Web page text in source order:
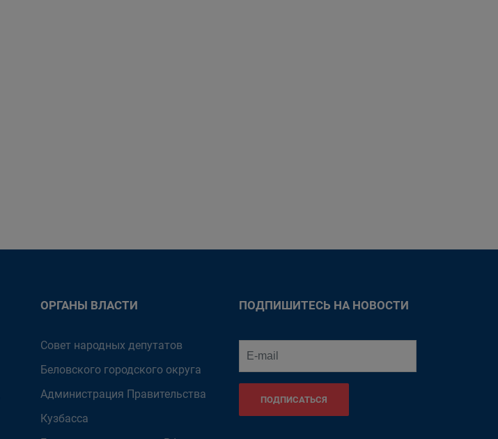
ОРГАНЫ ВЛАСТИ
Совет народных депутатов
Беловского городского округа
Администрация Правительства
Кузбасса
ПОДПИШИТЕСЬ НА НОВОСТИ
ПОДПИСАТЬСЯ